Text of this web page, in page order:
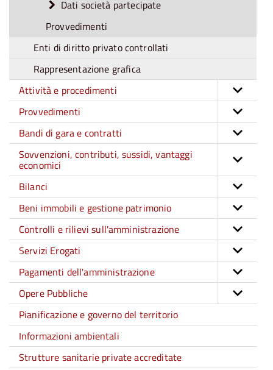
Dati società partecipate
Provvedimenti
Enti di diritto privato controllati
Rappresentazione grafica
Attività e procedimenti
Provvedimenti
Bandi di gara e contratti
Sovvenzioni, contributi, sussidi, vantaggi
economici
Bilanci
Beni immobili e gestione patrimonio
Controlli e rilievi sull'amministrazione
Servizi Erogati
Pagamenti dell'amministrazione
Opere Pubbliche
Pianificazione e governo del territorio
Informazioni ambientali
Strutture sanitarie private accreditate